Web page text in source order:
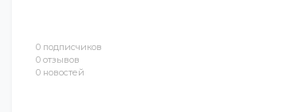
0 подписчиков
0 отзывов
0 новостей